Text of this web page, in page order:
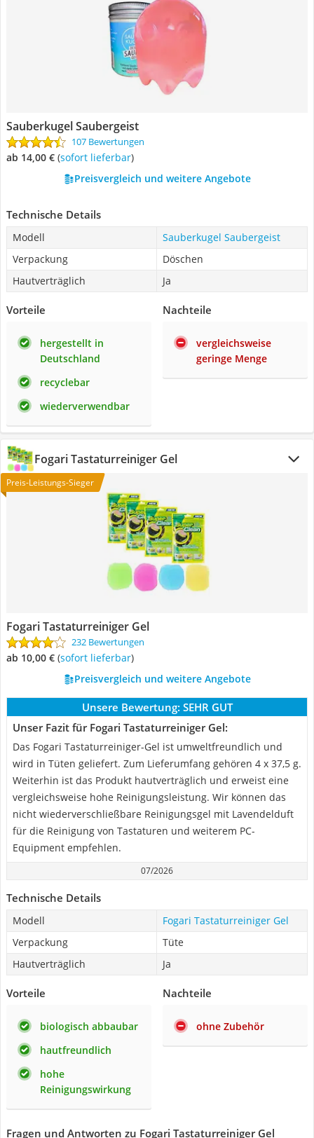
Sauberkugel Saubergeist
107 Bewertungen
ab 14,00 € ( Sofort lieferbar)
Preisvergleich und weitere Angebote
Technische Details
Modell
Sauberkugel Saubergeist
Verpackung
Döschen
Hautverträglich
Ja
Vorteile
hergestellt in
Deutschland
recyclebar
wiederverwendbar
Nachteile
vergleichsweise
geringe Menge
Fogari Tastaturreiniger Gel
Preis-Leistungs-Sieger
Fogari Tastaturreiniger Gel
232 Bewertungen
ab 10,00 € ( Sofort lieferbar)
Preisvergleich und weitere Angebote
Unsere Bewertung: SEHR GUT
Unser Fazit für Fogari Tastaturreiniger Gel:
Das Fogari Tastaturreiniger-Gel ist umweltfreundlich und
wird in Tüten geliefert. Zum Lieferumfang gehören 4 x 37,5 g.
Weiterhin ist das Produkt hautverträglich und erweist eine
vergleichsweise hohe Reinigungsleistung. Wir können das
nicht wiederverschließbare Reinigungsgel mit Lavendelduft
für die Reinigung von Tastaturen und weiterem PC-
Equipment empfehlen.
07/2026
Technische Details
Modell
Fogari Tastaturreiniger Gel
Verpackung
Tüte
Hautverträglich
Ja
Vorteile
biologisch abbaubar
hautfreundlich
hohe
Reinigungswirkung
Nachteile
ohne Zubehör
Fragen und Antworten zu Fogari Tastaturreiniger Gel